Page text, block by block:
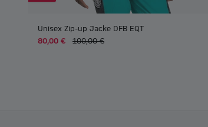
Unisex Zip-up Jacke DFB EQT
80,00 €
100,00 €